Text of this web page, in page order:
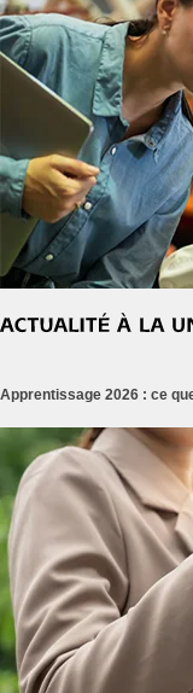
Apprentissage 2026 : ce